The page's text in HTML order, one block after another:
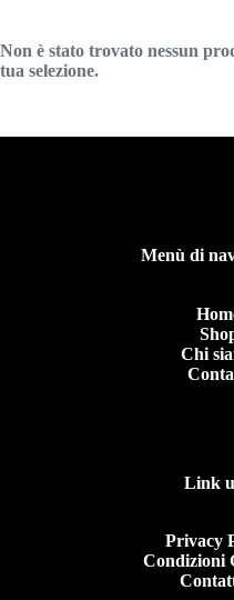
Non è stato trovato nessun
tua selezione.
Menù di
Chi
Link
Privacy
Condizioni